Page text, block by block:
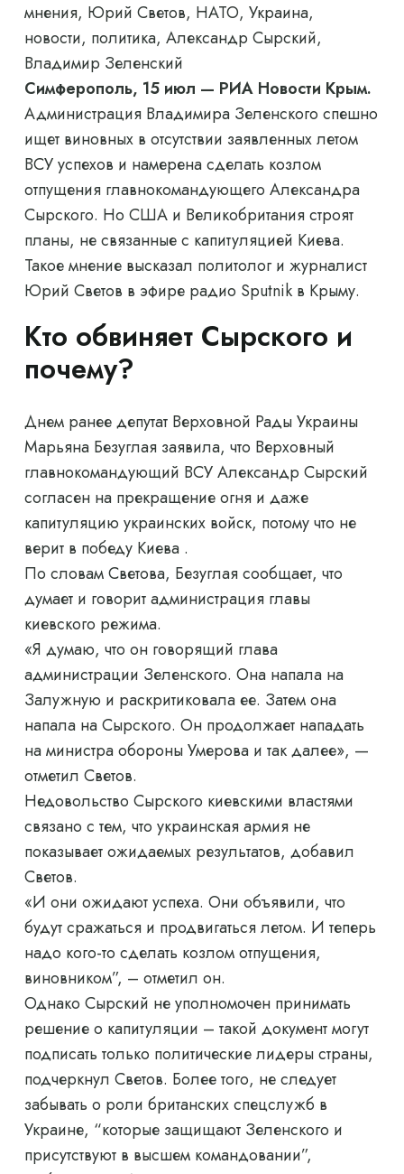
мнения, Юрий Светов, НАТО, Украина,
новости, политика, Александр Сырский,
Владимир Зеленский
Симферополь, 15 июл — РИА Новости Крым.
Администрация Владимира Зеленского спешно
ищет виновных в отсутствии заявленных летом
ВСУ успехов и намерена сделать козлом
отпущения главнокомандующего Александра
Сырского. Но США и Великобритания строят
планы, не связанные с капитуляцией Киева.
Такое мнение высказал политолог и журналист
Юрий Светов в эфире радио Sputnik в Крыму.
Кто обвиняет Сырского и
почему?
Днем ранее депутат Верховной Рады Украины
Марьяна Безуглая заявила, что Верховный
главнокомандующий ВСУ Александр Сырский
согласен на прекращение огня и даже
капитуляцию украинских войск, потому что не
верит в победу Киева .
По словам Светова, Безуглая сообщает, что
думает и говорит администрация главы
киевского режима.
«Я думаю, что он говорящий глава
администрации Зеленского. Она напала на
Залужную и раскритиковала ее. Затем она
напала на Сырского. Он продолжает нападать
на министра обороны Умерова и так далее», —
отметил Светов.
Недовольство Сырского киевскими властями
связано с тем, что украинская армия не
показывает ожидаемых результатов, добавил
Светов.
«И они ожидают успеха. Они объявили, что
будут сражаться и продвигаться летом. И теперь
надо кого-то сделать козлом отпущения,
виновником”, – отметил он.
Однако Сырский не уполномочен принимать
решение о капитуляции – такой документ могут
подписать только политические лидеры страны,
подчеркнул Светов. Более того, не следует
забывать о роли британских спецслужб в
Украине, “которые защищают Зеленского и
присутствуют в высшем командовании”,